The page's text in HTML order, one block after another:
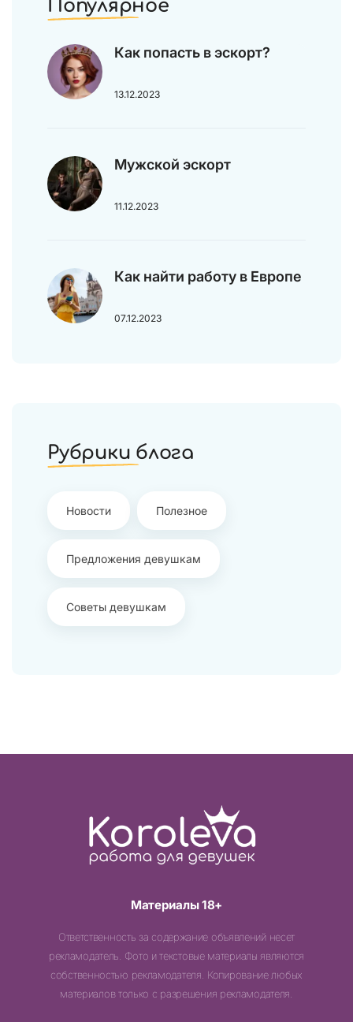
Популярное
Как попасть в эскорт?
13.12.2023
Мужской эскорт
11.12.2023
Как найти работу в Европе
07.12.2023
Рубрики блога
Новости Полезное
Предложения девушкам
Советы девушкам
Материалы 18+
Ответственность за содержание объявлений несет
рекламодатель. Фото и текстовые материалы являются
собственностью рекламодателя. Копирование любых
материалов только с разрешения рекламодателя.